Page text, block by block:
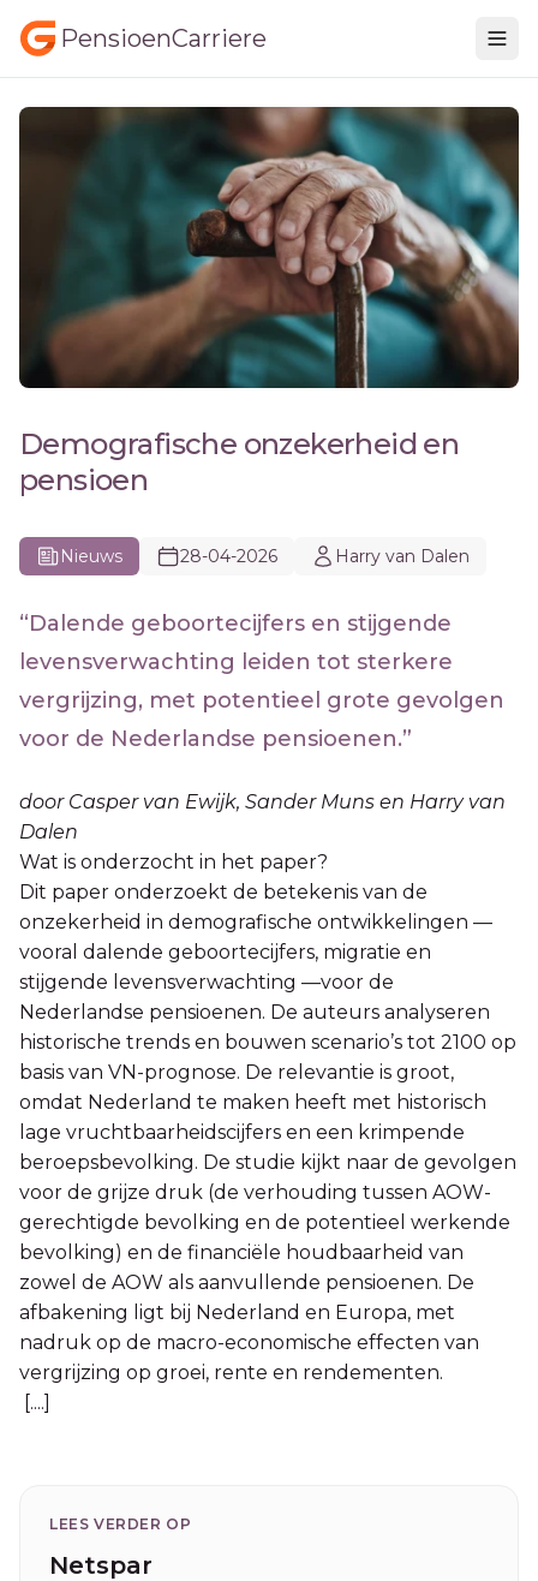
PensioenCarriere
Demografische onzekerheid en
pensioen
Nieuws 28-04-2026 Harry van Dalen
“Dalende geboortecijfers en stijgende
levensverwachting leiden tot sterkere
vergrijzing, met potentieel grote gevolgen
voor de Nederlandse pensioenen.”
door Casper van Ewijk, Sander Muns en Harry van
Dalen
Wat is onderzocht in het paper?
Dit paper onderzoekt de betekenis van de
onzekerheid in demografische ontwikkelingen —
vooral dalende geboortecijfers, migratie en
stijgende levensverwachting —voor de
Nederlandse pensioenen. De auteurs analyseren
historische trends en bouwen scenario’s tot 2100 op
basis van VN-prognose. De relevantie is groot,
omdat Nederland te maken heeft met historisch
lage vruchtbaarheidscijfers en een krimpende
beroepsbevolking. De studie kijkt naar de gevolgen
voor de grijze druk (de verhouding tussen AOW-
gerechtigde bevolking en de potentieel werkende
bevolking) en de financiële houdbaarheid van
zowel de AOW als aanvullende pensioenen. De
afbakening ligt bij Nederland en Europa, met
nadruk op de macro-economische effecten van
vergrijzing op groei, rente en rendementen.
[....]
LEES VERDER OP
Netspar